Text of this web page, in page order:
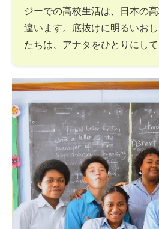
ジーでの高校生活は、日本の
違います。底抜けに明るいお
たちは、アナタをひとりにして